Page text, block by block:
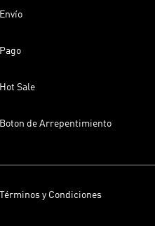
Envío
Pago
Hot Sale
Boton de Arrepentimiento
Términos y Condiciones